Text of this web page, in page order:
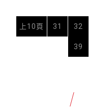
上10頁 31 32
39